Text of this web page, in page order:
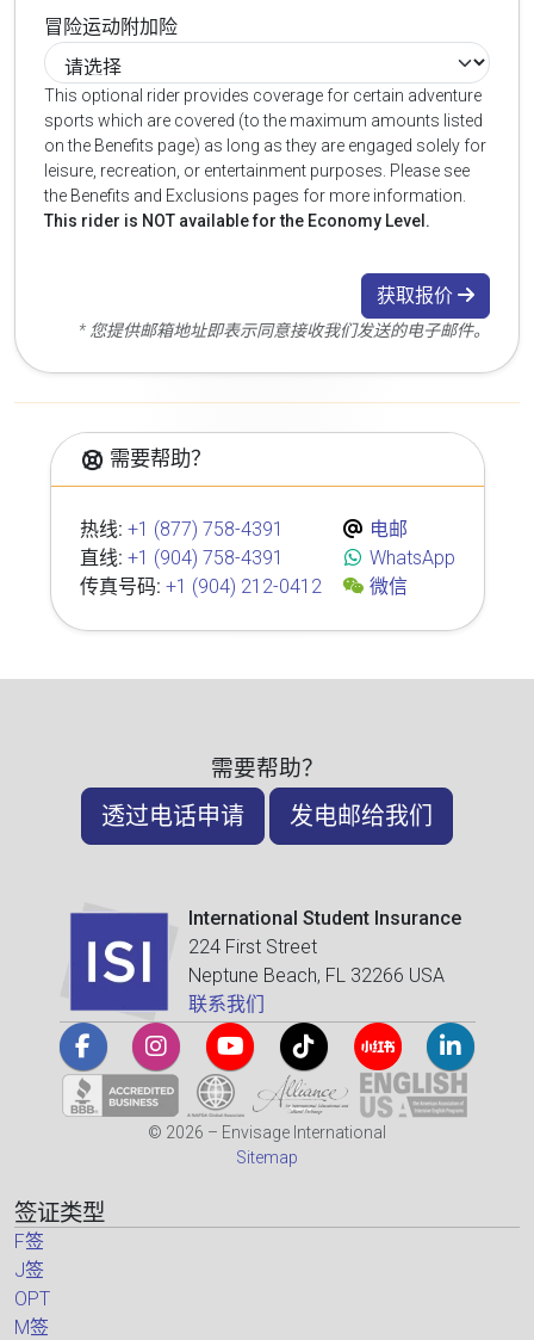
冒险运动附加险
This optional rider provides coverage for certain adventure
sports which are covered (to the maximum amounts listed
on the Benefits page) as long as they are engaged solely for
leisure, recreation, or entertainment purposes. Please see
the Benefits and Exclusions pages for more information.
This rider is NOT available for the Economy Level.
获取报价
* 您提供邮箱地址即表示同意接收我们发送的电子邮件。
需要帮助？
热线: +1 (877) 758-4391
直线: +1 (904) 758-4391
传真号码: +1 (904) 212-0412
电邮
WhatsApp
微信
需要帮助？
透过电话申请 发电邮给我们
International Student Insurance
224 First Street
Neptune Beach, FL 32266 USA
联系我们
© 2026 – Envisage International
Sitemap
签证类型
F签
J签
OPT
M签